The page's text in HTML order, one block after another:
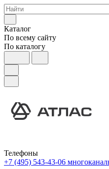
Каталог
По всему сайту
По каталогу
Телефоны
+7 (495) 543-43-06